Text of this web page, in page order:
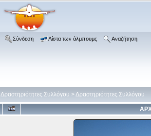
Σύνδεση Λίστα των άλμπουμς Αναζήτηση
Δραστηριότητες Συλλόγου >Δραστηριότητες Συλλόγου